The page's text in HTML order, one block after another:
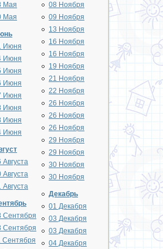
Мая
Мая
Июня
Июня
Июня
Июня
Июня
Июня
Июня
Июня
Августа
Августа
Августа
Сентября
Сентября
Сентября
08 Ноября
09 Ноября
13 Ноября
16 Ноября
16 Ноября
19 Ноября
21 Ноября
22 Ноября
26 Ноября
26 Ноября
26 Ноября
29 Ноября
29 Ноября
30 Ноября
30 Ноября
Декабрь
01 Декабря
03 Декабря
03 Декабря
04 Декабря